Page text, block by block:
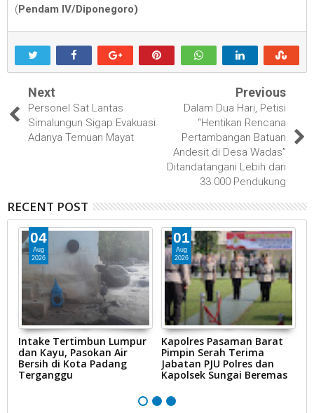
(Pendam IV/Diponegoro)
Next
Personel Sat Lantas
Simalungun Sigap Evakuasi
Adanya Temuan Mayat
Previous
Dalam Dua Hari, Petisi
“Hentikan Rencana
Pertambangan Batuan
Andesit di Desa Wadas”
Ditandatangani Lebih dari
33.000 Pendukung
RECENT POST
04
Aug
2026
Intake Tertimbun Lumpur
dan Kayu, Pasokan Air
Bersih di Kota Padang
Terganggu
01
Aug
2026
Kapolres Pasaman Barat
Pimpin Serah Terima
Jabatan PJU Polres dan
Kapolsek Sungai Beremas